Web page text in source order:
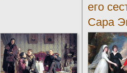
его
Сара